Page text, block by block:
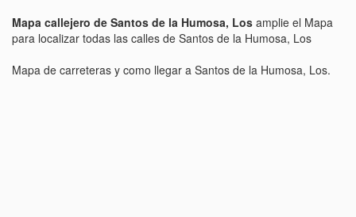
Mapa callejero de Santos de la Humosa, Los amplie el Mapa
para localizar todas las calles de Santos de la Humosa, Los
Mapa de carreteras y como llegar a Santos de la Humosa, Los.